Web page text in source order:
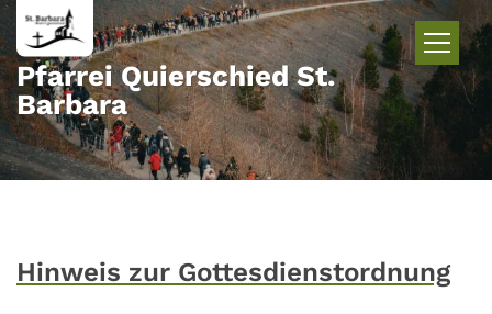
Zum Inhalt springen
Pfarrei Quierschied St.
Barbara
Hinweis zur Gottesdienstordnung